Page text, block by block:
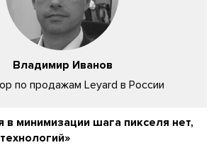
Владимир Иванов
по продажам Leyard в России
в минимизации шага пикселя нет,